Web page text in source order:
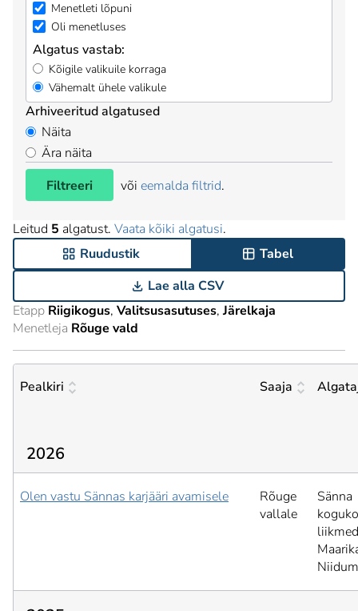
Menetleti lõpuni
Oli menetluses
Algatus vastab:
Kõigile valikuile korraga
Vähemalt ühele valikule
Arhiveeritud algatused
Näita
Ära näita
Filtreeri
või eemalda filtrid.
Leitud 5 algatust. Vaata kõiki algatusi.
Ruudustik
Tabel
Lae alla CSV
Etapp Riigikogus Valitsusasutuses Järelkaja
Menetleja Rõuge vald
Pealkiri Saaja
2026
Olen vastu Sännas karjääri avamisele
Rõuge
vallale
Sänna